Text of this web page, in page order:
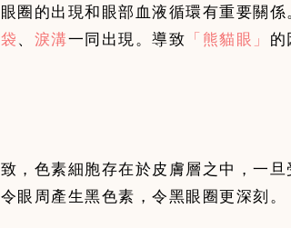
圈的出現和眼部血液循環有重要關
、 淚溝一同出現。導致 「熊貓眼」 的
，色素細胞存在於皮膚層之中，一
眼周產生黑色素，令黑眼圈更深刻。